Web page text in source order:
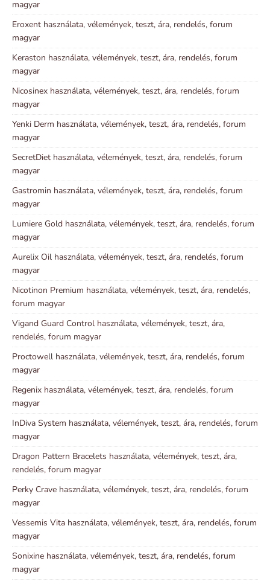
magyar
Eroxent használata, vélemények, teszt, ára, rendelés, forum
magyar
Keraston használata, vélemények, teszt, ára, rendelés, forum
magyar
Nicosinex használata, vélemények, teszt, ára, rendelés, forum
magyar
Yenki Derm használata, vélemények, teszt, ára, rendelés, forum
magyar
SecretDiet használata, vélemények, teszt, ára, rendelés, forum
magyar
Gastromin használata, vélemények, teszt, ára, rendelés, forum
magyar
Lumiere Gold használata, vélemények, teszt, ára, rendelés, forum
magyar
Aurelix Oil használata, vélemények, teszt, ára, rendelés, forum
magyar
Nicotinon Premium használata, vélemények, teszt, ára, rendelés,
forum magyar
Vigand Guard Control használata, vélemények, teszt, ára,
rendelés, forum magyar
Proctowell használata, vélemények, teszt, ára, rendelés, forum
magyar
Regenix használata, vélemények, teszt, ára, rendelés, forum
magyar
InDiva System használata, vélemények, teszt, ára, rendelés, forum
magyar
Dragon Pattern Bracelets használata, vélemények, teszt, ára,
rendelés, forum magyar
Perky Crave használata, vélemények, teszt, ára, rendelés, forum
magyar
Vessemis Vita használata, vélemények, teszt, ára, rendelés, forum
magyar
Sonixine használata, vélemények, teszt, ára, rendelés, forum
magyar